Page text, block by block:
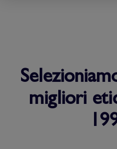
migliori